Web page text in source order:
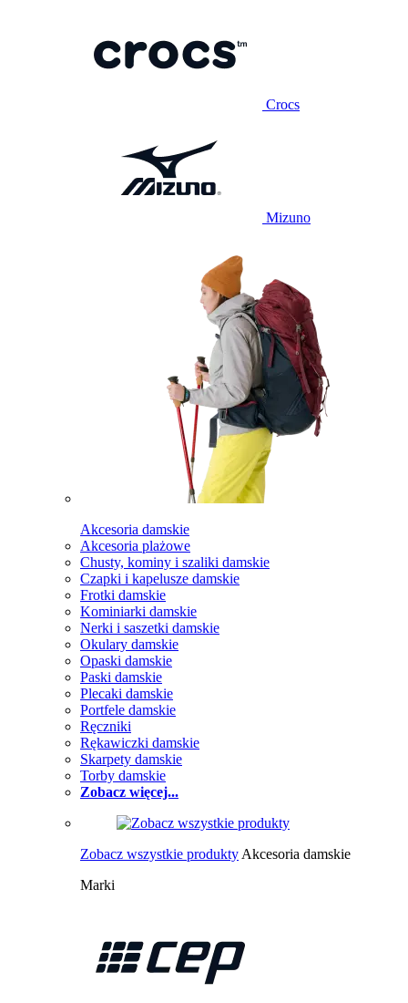
Crocs
Mizuno
Akcesoria damskie
Akcesoria plażowe
Chusty, kominy i szaliki damskie
Czapki i kapelusze damskie
Frotki damskie
Kominiarki damskie
Nerki i saszetki damskie
Okulary damskie
Opaski damskie
Paski damskie
Plecaki damskie
Portfele damskie
Ręczniki
Rękawiczki damskie
Skarpety damskie
Torby damskie
Zobacz więcej...
Zobacz wszystkie produkty Akcesoria damskie
Marki